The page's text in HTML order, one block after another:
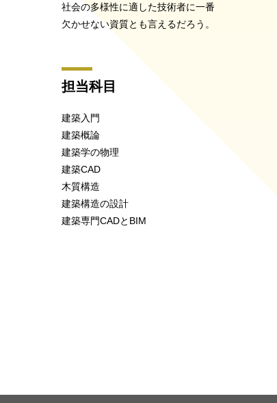
社会の多様性に適した技術者に一番
欠かせない資質とも言えるだろう。
担当科目
建築入門
建築概論
建築学の物理
建築CAD
木質構造
建築構造の設計
建築専門CADとBIM